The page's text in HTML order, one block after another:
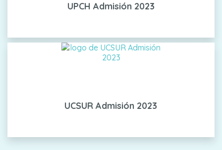
UPCH Admisión 2023
UCSUR Admisión 2023